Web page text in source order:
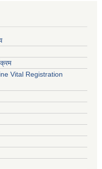
Vital Registration